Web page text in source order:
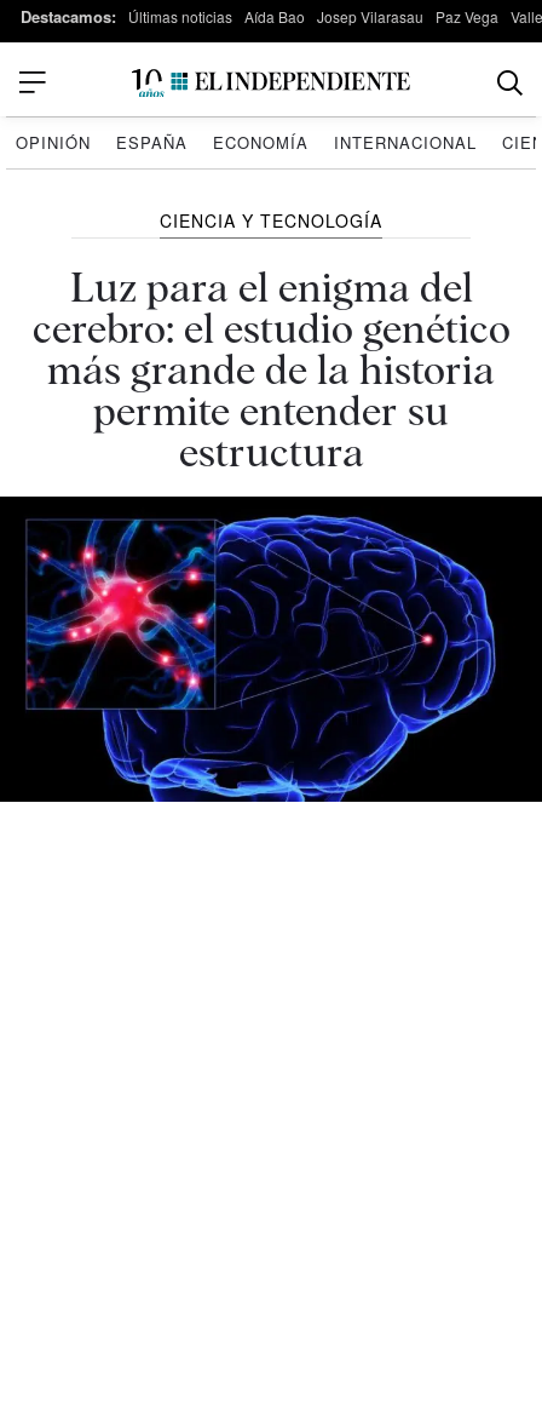
Destacamos: Últimas noticias Aída Bao Josep Vilarasau Paz Vega
OPINIÓN ESPAÑA ECONOMÍA INTERNACIONAL
CIENCIA Y TECNOLOGÍA
Luz para el enigma del
cerebro: el estudio genético
más grande de la historia
permite entender su
estructura